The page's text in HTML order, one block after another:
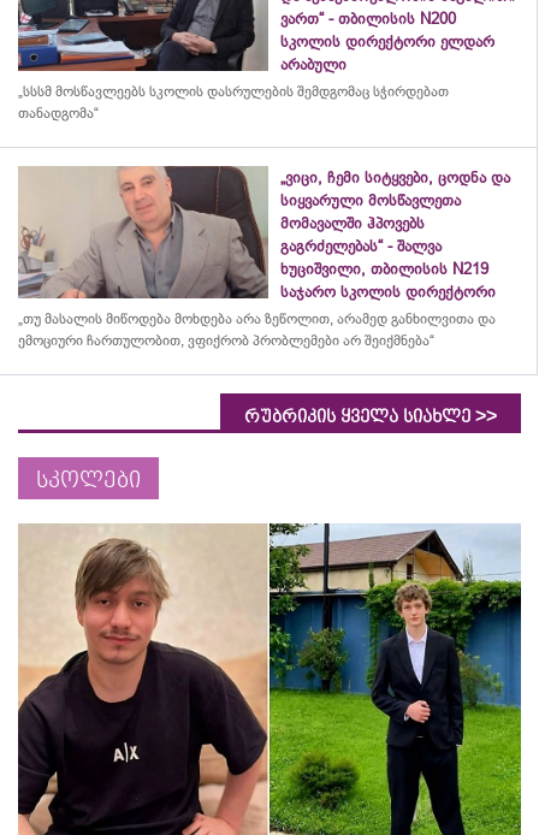
ვართ“ - თბილისის N200
სკოლის დირექტორი ელდარ
არაბული
„სსსმ მოსწავლეებს სკოლის დასრულების შემდგომაც სჭირდებათ
თანადგომა“
„ვიცი, ჩემი სიტყვები, ცოდნა და
სიყვარული მოსწავლეთა
მომავალში ჰპოვებს
გაგრძელებას“ - შალვა
ხუციშვილი, თბილისის N219
საჯარო სკოლის დირექტორი
„თუ მასალის მიწოდება მოხდება არა ზეწოლით, არამედ განხილვითა და
ემოციური ჩართულობით, ვფიქრობ პრობლემები არ შეიქმნება“
რუბრიკის ყველა სიახლე >>
სკოლები